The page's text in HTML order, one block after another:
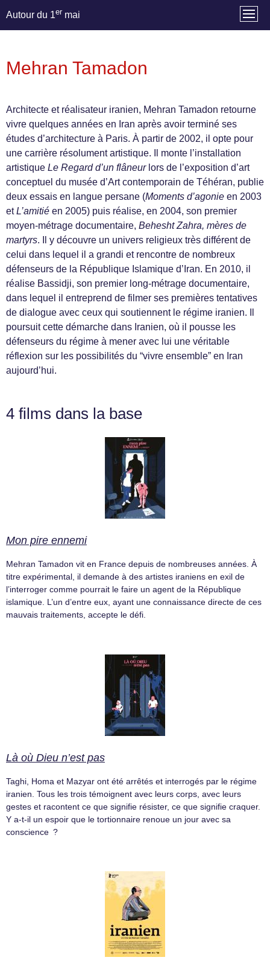
Autour du 1er mai
Mehran Tamadon
Architecte et réalisateur iranien, Mehran Tamadon retourne
vivre quelques années en Iran après avoir terminé ses
études d’architecture à Paris. À partir de 2002, il opte pour
une carrière résolument artistique. Il monte l’installation
artistique Le Regard d’un flâneurlors de l’exposition d’art
conceptuel du musée d’Art contemporain de Téhéran, publie
deux essais en langue persane (Moments d’agonie en 2003
etL’amitié en 2005) puis réalise, en 2004, son premier
moyen-métrage documentaire, Behesht Zahra, mères de
martyrs. Il y découvre un univers religieux très différent de
celui dans lequel il a grandi et rencontre de nombreux
défenseurs de la République Islamique d’Iran. En 2010, il
réalise Bassidji, son premier long-métrage documentaire,
dans lequel il entreprend de filmer ses premières tentatives
de dialogue avec ceux qui soutiennent le régime iranien. Il
poursuit cette démarche dans Iranien, où il pousse les
défenseurs du régime à mener avec lui une véritable
réflexion sur les possibilités du “vivre ensemble” en Iran
aujourd’hui.
4 films dans la base
Mon pire ennemi
Mehran Tamadon vit en France depuis de nombreuses années. À
titre expérimental, il demande à des artistes iraniens en exil de
l’interroger comme pourrait le faire un agent de la République
islamique. L’un d’entre eux, ayant une connaissance directe de ces
mauvais traitements, accepte le défi.
Là où Dieu n’est pas
Taghi, Homa et Mazyar ont été arrêtés et interrogés par le régime
iranien. Tous les trois témoignent avec leurs corps, avec leurs
gestes et racontent ce que signifie résister, ce que signifie craquer.
Y a-t-il un espoir que le tortionnaire renoue un jour avec sa
conscience ?